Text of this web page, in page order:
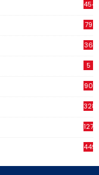
454
79
36
5
90
328
1270
449